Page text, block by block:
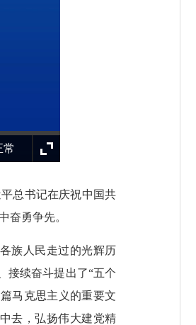
常
总书记在庆祝中国共
奋勇争先。
族人民走过的光辉历
接续奋斗提出了“五个
马克思主义的重要文
去，弘扬伟大建党精